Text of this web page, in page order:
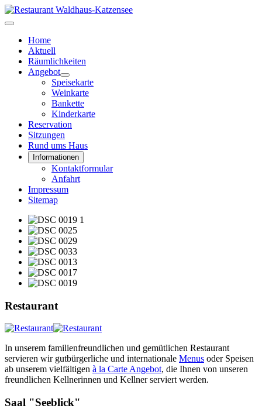
Home
Aktuell
Räumlichkeiten
Angebot
Speisekarte
Weinkarte
Bankette
Kinderkarte
Reservation
Sitzungen
Rund ums Haus
Informationen
Kontaktformular
Anfahrt
Impressum
Sitemap
Restaurant
In unserem familienfreundlichen und gemütlichen Restaurant
servieren wir gutbürgerliche und internationale Menus oder Speisen
ab unserem vielfältigen à la Carte Angebot, die Ihnen von unseren
freundlichen Kellnerinnen und Kellner serviert werden.
Saal "Seeblick"